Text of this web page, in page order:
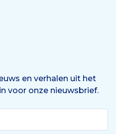
en verhalen uit het
voor onze nieuwsbrief.